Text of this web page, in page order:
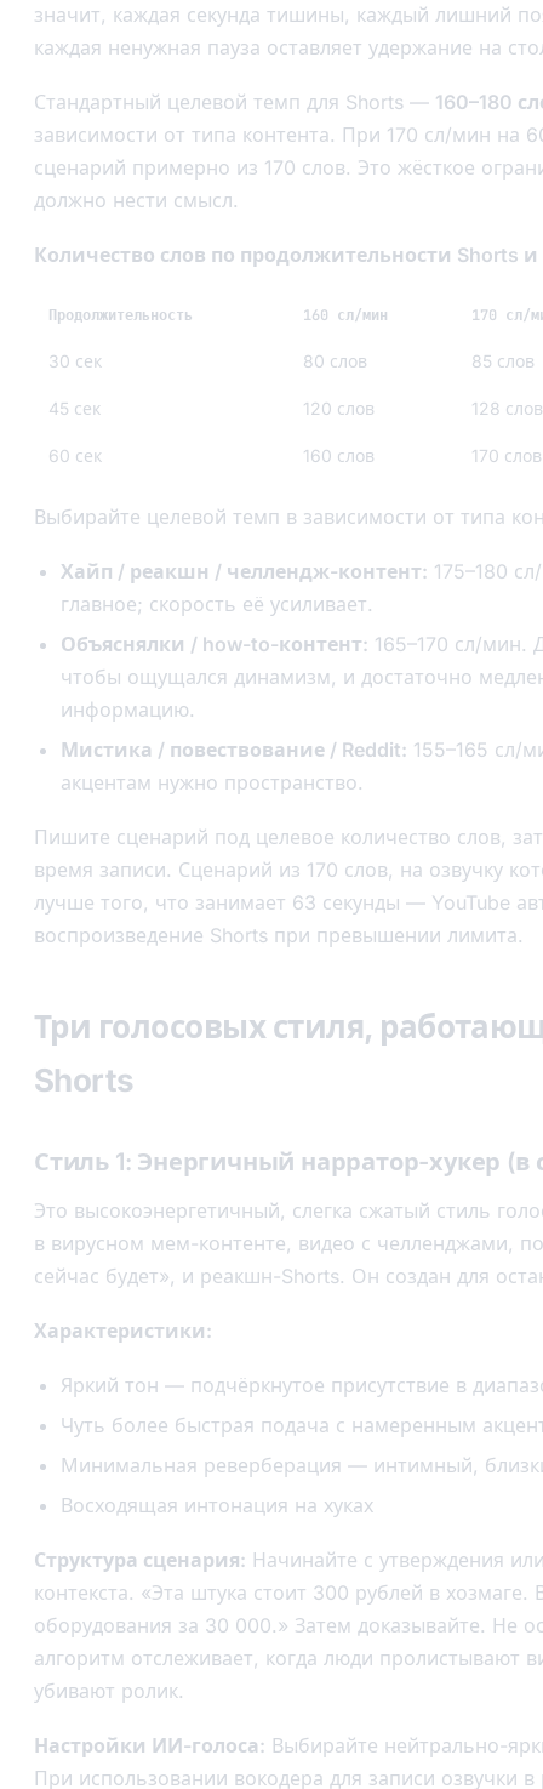
значит, каждая секунда тишины, каждый лишний
каждая ненужная пауза оставляет удержание на
Стандартный целевой темп для Shorts — 160–180
зависимости от типа контента. При 170 сл/мин на
сценарий примерно из 170 слов. Это жёсткое
должно нести смысл.
Количество слов по продолжительности Shorts
Продолжительность 160 сл/мин 170 сл/
30 сек 80 слов 85 слов
45 сек 120 слов 128 слов
60 сек 160 слов 170 слов
Выбирайте целевой темп в зависимости от типа
Хайп / реакшн / челлендж-контент: 175–180
главное; скорость её усиливает.
Объяснялки / how-to-контент: 165–170 сл/мин.
чтобы ощущался динамизм, и достаточно
информацию.
Мистика / повествование / Reddit: 155–165 сл/
акцентам нужно пространство.
Пишите сценарий под целевое количество слов,
время записи. Сценарий из 170 слов, на озвучку
лучше того, что занимает 63 секунды — YouTube
воспроизведение Shorts при превышении лимита.
Три голосовых стиля,
Shorts
Стиль 1: Энергичный нарратор-хукер (в
Это высокоэнергетичный, слегка сжатый стиль
в вирусном мем-контенте, видео с челленджами,
сейчас будет», и реакшн-Shorts. Он создан для
Характеристики:
Яркий тон — подчёркнутое присутствие в
Чуть более быстрая подача с намеренным
Минимальная реверберация — интимный,
Восходящая интонация на хуках
Структура сценария: Начинайте с утверждения
контекста. «Эта штука стоит 300 рублей в
оборудования за 30 000.» Затем доказывайте. Не
алгоритм отслеживает, когда люди пролистывают
убивают ролик.
Настройки ИИ-голоса: Выбирайте нейтрально-
При использовании вокодера для записи озвучки